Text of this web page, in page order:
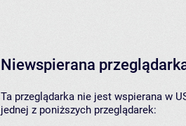
Niewspierana
Ta przeglądarka nie jest wspierana w
jednej z poniższych przeglądarek: